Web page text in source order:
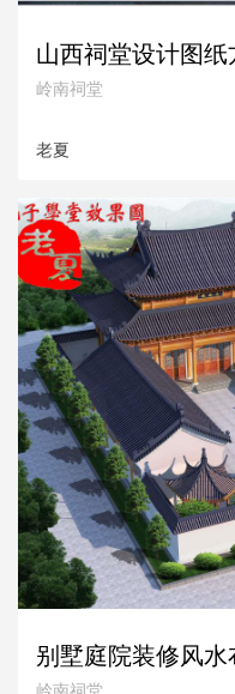
岭南祠堂
老夏
别墅庭院装修风